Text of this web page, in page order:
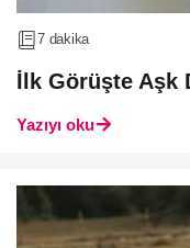
7 dakika
İlk Görüşte Aşk
Yazıyı oku